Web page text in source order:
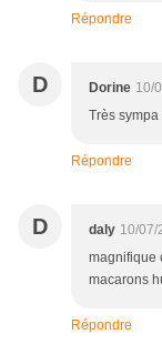
Répondre
D Dorine 10/
Très sympa
Répondre
D daly 10/07/
magnifique
macarons
Répondre